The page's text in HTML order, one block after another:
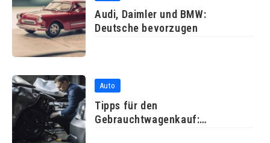
Audi, Daimler und BMW:
Deutsche bevorzugen
Auto
Tipps für den
Gebrauchtwagenkauf: